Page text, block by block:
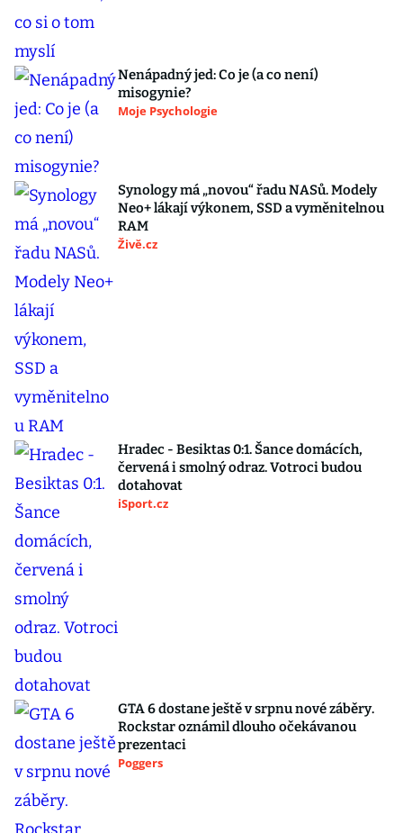
Nenápadný jed: Co je (a co není)
misogynie?
Moje Psychologie
Synology má „novou“ řadu NASů. Modely
Neo+ lákají výkonem, SSD a vyměnitelnou
RAM
Živě.cz
Hradec - Besiktas 0:1. Šance domácích,
červená i smolný odraz. Votroci budou
dotahovat
iSport.cz
GTA 6 dostane ještě v srpnu nové záběry.
Rockstar oznámil dlouho očekávanou
prezentaci
Poggers